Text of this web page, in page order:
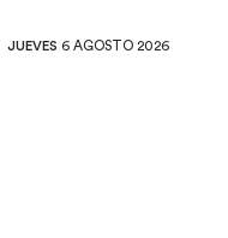
JUEVES 6 AGOSTO 2026